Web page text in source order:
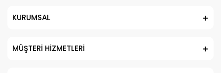
KURUMSAL
MÜŞTERİ HİZMETLERİ